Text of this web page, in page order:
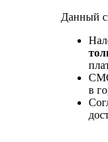
Данный
в